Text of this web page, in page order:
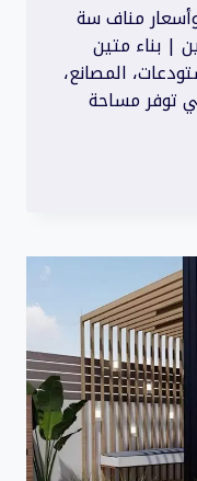
مناف سة
| بناء متين
المصانع،
توفر مساحة